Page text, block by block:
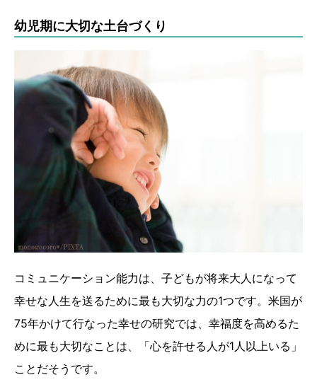
幼児期に大切な土台づくり
コミュニケーション能力は、子どもが将来大人になって
幸せな人生を送るために最も大切な力の1つです。米国が
75年かけて行なった幸せの研究では、幸福度を高めるた
めに最も大切なことは、「心を許せる人が1人以上いる」
ことだそうです。